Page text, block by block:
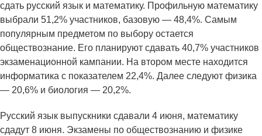
сдать русский язык и математику. Профильную математику
выбрали 51,2% участников, базовую — 48,4%. Самым
популярным предметом по выбору остается
обществознание. Его планируют сдавать 40,7% участников
экзаменационной кампании. На втором месте находится
информатика с показателем 22,4%. Далее следуют физика
— 20,6% и биология — 20,2%.
Русский язык выпускники сдавали 4 июня, математику
сдадут 8 июня. Экзамены по обществознанию и физике